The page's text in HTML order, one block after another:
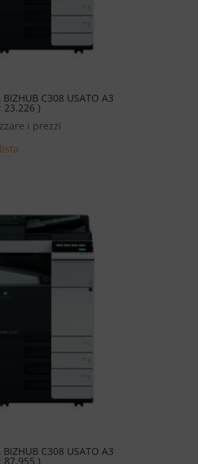
C308 USATO A3
23.226 )
i prezzi
C308 USATO A3
87.955 )